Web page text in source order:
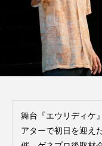
舞台『エウリディケ
アターで初日を迎え